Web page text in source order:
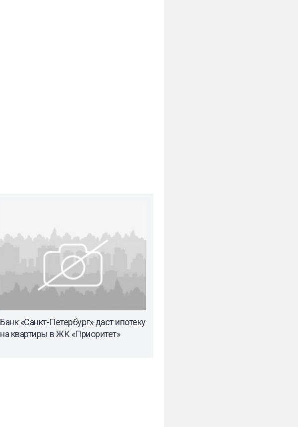
Банк «Санкт-Петербург» даст ипотеку
на квартиры в ЖК «Приоритет»